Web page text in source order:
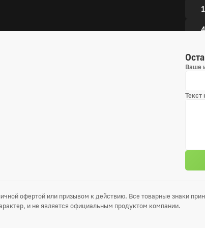
3
Ваше
Текст
офертой или призывом к действию. Все товарные знаки
и не является официальным продуктом компании.